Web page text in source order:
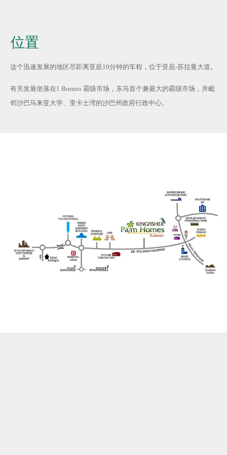
位置
这个迅速发展的地区尽距离亚庇10分钟的车程，位于亚庇-苏拉曼大道。
有关发展坐落在1 Borneo 霸级市场，东马首个兼最大的霸级市场，并毗
邻沙巴马来亚大学、里卡士湾的沙巴州政府行政中心。